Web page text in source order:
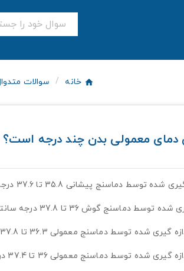
خانه سوالات
دمای معمولی بدن چند درجه است؟
دماسنج پیشانی 35.8 تا 37.6 درجه سانتیگراد
دماسنج گوش 36 تا 37.8 درجه سانتیگراد
توسط دماسنج معمولی 36.3 تا 37.8 درجه سانتیگراد
توسط دماسنج معمولی 36 تا 37.4 درجه سانتیگراد